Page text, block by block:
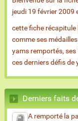
jeudi 19 février 2009
cette fiche récapitule
comme ses
yams remportés,
ces derniers défis de
Derniers faits
A remporté la